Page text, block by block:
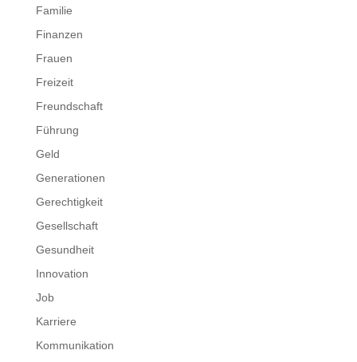
Familie
Finanzen
Frauen
Freizeit
Freundschaft
Führung
Geld
Generationen
Gerechtigkeit
Gesellschaft
Gesundheit
Innovation
Job
Karriere
Kommunikation